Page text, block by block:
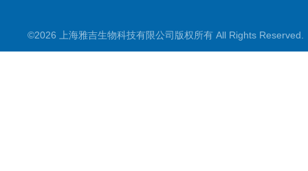
PCR试剂盒
©2026 上海雅吉生物科技有限公司版权所有 All Rights